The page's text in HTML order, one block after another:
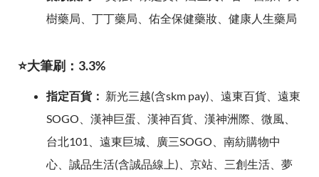
樹藥局、丁丁藥局、佑全保健藥妝、健康人生藥局
⭐大筆刷：3.3%
指定百貨： 新光三越(含skm pay)、遠東百貨、遠東
SOGO、漢神巨蛋、漢神百貨、漢神洲際、微風、
台北101、遠東巨城、廣三SOGO、南紡購物中
心、誠品生活(含誠品線上)、京站、三創生活、夢